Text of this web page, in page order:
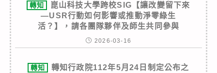
轉知
崑山科技大學跨校SIG【讓改變留下來
—USR行動如何影響或推動淨零綠生
活？】，請各團隊夥伴及師生共同參與
2026-03-16
轉知
轉知行政院112年5月24日制定公布之